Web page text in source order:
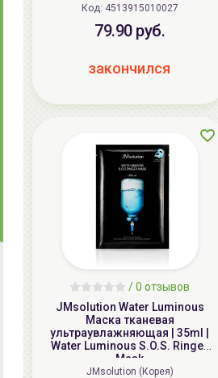
Код: 4513915010027
79.90 руб.
закончился
/0 отзывов
JMsolution Water Luminous
Маска тканевая
ультраувлажняющая | 35ml |
Water Luminous S.O.S. Ringer
Mask
JMsolution (Корея)